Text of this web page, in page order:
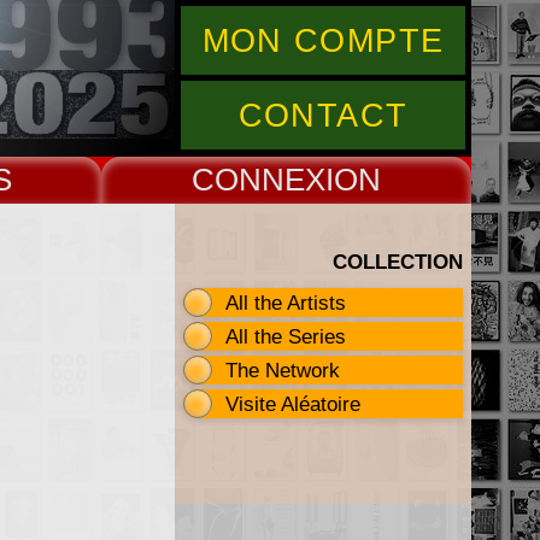
MON COMPTE
CONTACT
CONNEX
COLLECTION
All the Artists
All the Series
The Network
Visite Aléatoire